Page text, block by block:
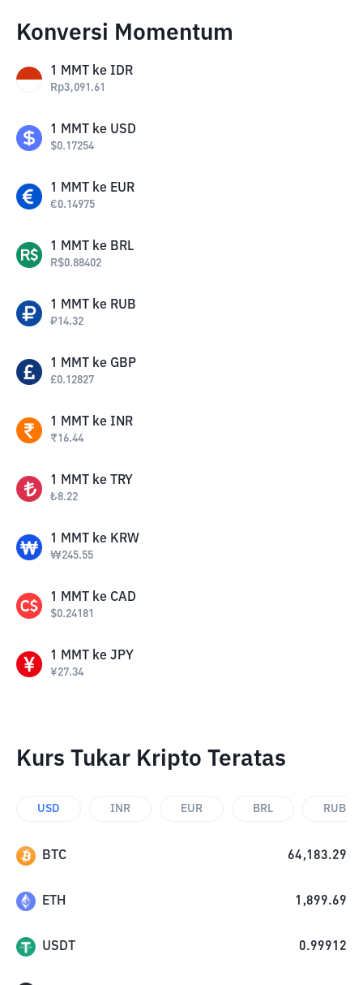
Konversi Momentum
1 MMT ke IDR
Rp3,091.61
1 MMT ke USD
$0.17254
1 MMT ke EUR
€0.14975
1 MMT ke BRL
R$0.88402
1 MMT ke RUB
₽14.32
1 MMT ke GBP
£0.12827
1 MMT ke INR
₹16.44
1 MMT ke TRY
₺8.22
1 MMT ke KRW
₩245.55
1 MMT ke CAD
$0.24181
1 MMT ke JPY
¥27.34
Kurs Tukar Kripto Teratas
USD INR EUR BRL RUB
BTC 64,183.29
ETH 1,899.69
USDT 0.99912